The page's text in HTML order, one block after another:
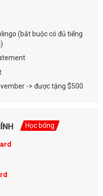
(bắt buộc có đủ tiếng
-> được tặng $500
Học bổng